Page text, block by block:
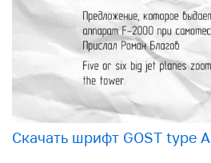
Скачать шрифт GOST type A